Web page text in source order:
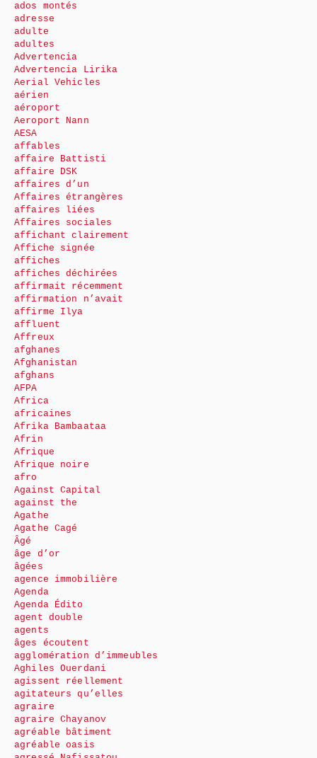
ados montés
adresse
adulte
adultes
Advertencia
Advertencia Lirika
Aerial Vehicles
aérien
aéroport
Aeroport Nann
AESA
affables
affaire Battisti
affaire DSK
affaires d’un
Affaires étrangères
affaires liées
Affaires sociales
affichant clairement
Affiche signée
affiches
affiches déchirées
affirmait récemment
affirmation n’avait
affirme Ilya
affluent
Affreux
afghanes
Afghanistan
afghans
AFPA
Africa
africaines
Afrika Bambaataa
Afrin
Afrique
Afrique noire
afro
Against Capital
against the
Agathe
Agathe Cagé
Âgé
âge d’or
âgées
agence immobilière
Agenda
Agenda Édito
agent double
agents
âges écoutent
agglomération d’immeubles
Aghiles Ouerdani
agissent réellement
agitateurs qu’elles
agraire
agraire Chayanov
agréable bâtiment
agréable oasis